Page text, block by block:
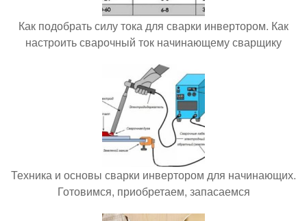
Как подобрать силу тока для сварки инвертором. Как
настроить сварочный ток начинающему сварщику
Техника и основы сварки инвертором для начинающих.
Готовимся, приобретаем, запасаемся